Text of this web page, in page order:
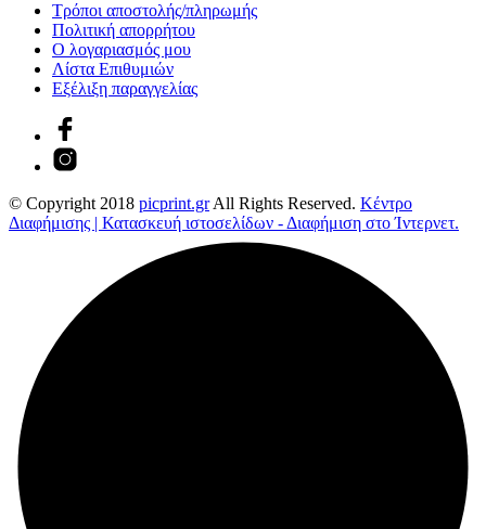
Τρόποι αποστολής/πληρωμής
Πολιτική απορρήτου
Ο λογαριασμός μου
Λίστα Επιθυμιών
Εξέλιξη παραγγελίας
© Copyright 2018 picprint.grAll Rights Reserved. Κέντρο
Διαφήμισης | Κατασκευή ιστοσελίδων - Διαφήμιση στο Ίντερνετ.